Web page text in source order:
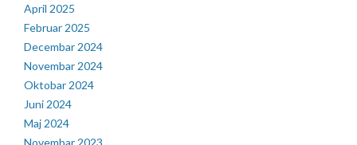
April 2025
Februar 2025
Decembar 2024
Novembar 2024
Oktobar 2024
Juni 2024
Maj 2024
Novembar 2023